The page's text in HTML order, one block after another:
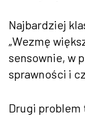
Najbardziej
„Wezmę
sensownie, w
sprawności i
Drugi problem